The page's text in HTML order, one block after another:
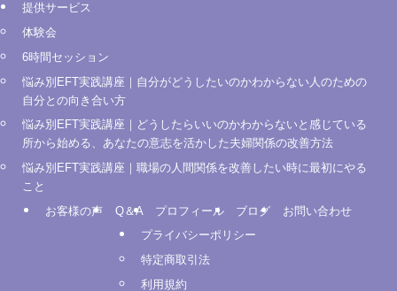
提供サービス
体験会
6時間セッション
悩み別EFT実践講座｜自分がどうしたいのかわからない人のための
自分との向き合い方
悩み別EFT実践講座｜どうしたらいいのかわからないと感じている
所から始める、あなたの意志を活かした夫婦関係の改善方法
悩み別EFT実践講座｜職場の人間関係を改善したい時に最初にやる
こと
お客様の声
Q＆A プロフィール ブログ
お問い合わせ
プライバシーポリシー
特定商取引法
利用規約